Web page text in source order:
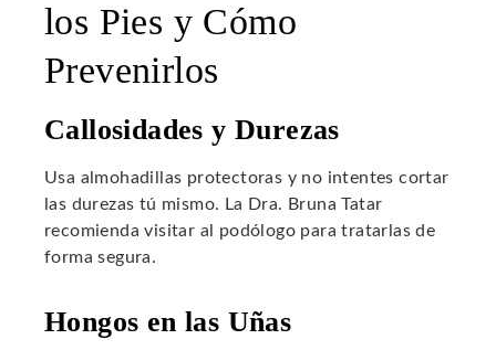
los Pies y Cómo
Prevenirlos
Callosidades y Durezas
Usa almohadillas protectoras y no intentes cortar
las durezas tú mismo. La Dra. Bruna Tatar
recomienda visitar al podólogo para tratarlas de
forma segura.
Hongos en las Uñas